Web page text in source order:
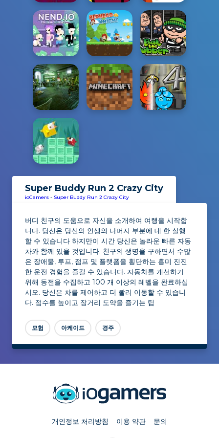
Super Buddy Run 2 Crazy City
ioGamers - Super Buddy Run 2 Crazy City
버디 친구의 도움으로 자신을 소개하여 여행을 시작합
니다. 당신은 당신의 인생의 나머지 부분에 대 한 실행
할 수 있습니다 하지만이 시간 당신은 놀라운 빠른 자동
차와 함께 있을 것입니다. 친구의 생명을 구하면서 수많
은 장애물, 루프, 점프 및 플랫폼을 횡단하는 흥미 진진
한 운전 경험을 즐길 수 있습니다. 자동차를 개선하기
위해 동전을 수집하고 100 개 이상의 레벨을 완료하십
시오. 당신은 차를 제어하고 더 빨리 이동할 수 있습니
다. 점수를 높이고 장거리 도약을 즐기는 팁
모험 아케이드 경주
개인정보 처리방침 이용 약관 문의